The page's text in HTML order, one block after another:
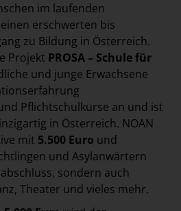
im laufenden
erschwerten bis
zu Bildung in Österreich.
Projekt PROSA – Schule für
und junge Erwachsene
Pflichtschulkurse an und ist
in Österreich. NOAN
mit 5.500 Euro und
und Asylanwärtern
sondern auch
Theater und vieles mehr.